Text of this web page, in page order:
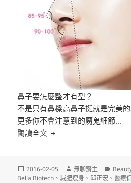
鼻子要怎麼整才有型？
不是只有鼻樑高鼻子挺就是完美
更多你不會注意到的魔鬼細節..­.
閱讀全文 [Video] Beauty Talk –
發
佈
2016-02-05
作
者
無聊齋主
分
類
Bella Biotech 、減肥瘦身 、邱正宏 、醫療